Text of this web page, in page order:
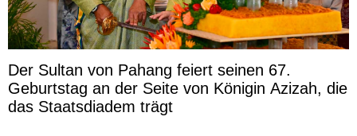
Der Sultan von Pahang feiert seinen 67.
Geburtstag an der Seite von Königin Azizah, die
das Staatsdiadem trägt